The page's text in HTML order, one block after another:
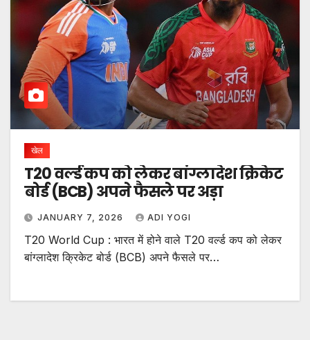
खेल
T20 वर्ल्ड कप को लेकर बांग्लादेश क्रिकेट
बोर्ड (BCB) अपने फैसले पर अड़ा
JANUARY 7, 2026 ADI YOGI
T20 World Cup : भारत में होने वाले T20 वर्ल्ड कप को लेकर
बांग्लादेश क्रिकेट बोर्ड (BCB) अपने फैसले पर…